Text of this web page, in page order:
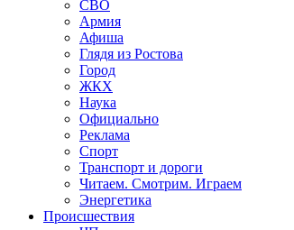
СВО
Армия
Афиша
Глядя из Ростова
Город
ЖКХ
Наука
Официально
Реклама
Спорт
Транспорт и дороги
Читаем. Смотрим. Играем
Энергетика
Происшествия